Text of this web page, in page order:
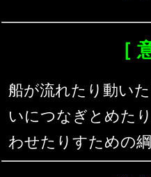
［
船が流れたり動い
いにつなぎとめた
わせたりすための綱